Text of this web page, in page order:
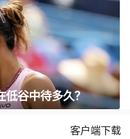
低谷中待多久？
客户端下载